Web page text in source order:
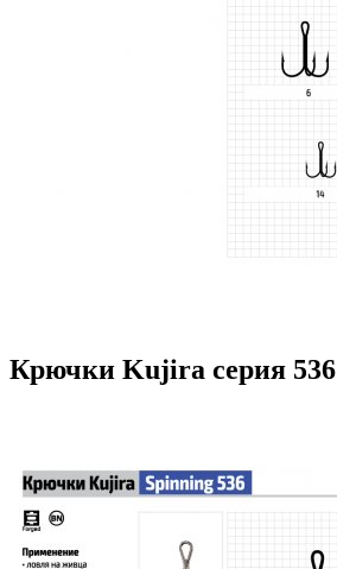
Крючки Kujira серия 536